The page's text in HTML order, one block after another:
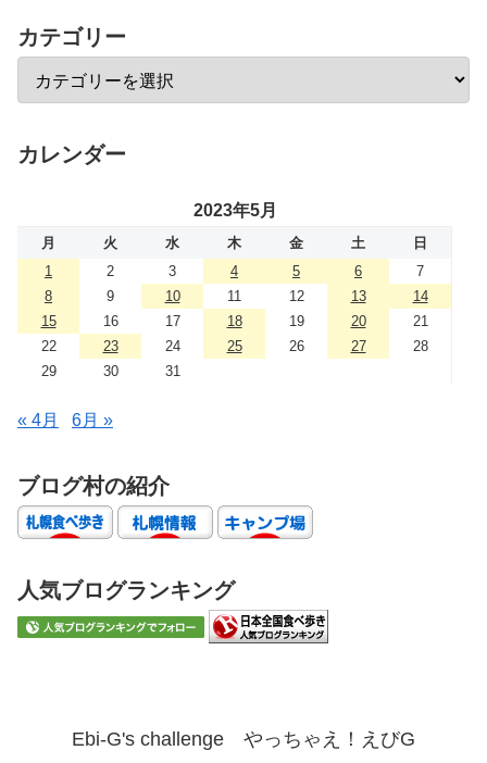
カテゴリー
カレンダー
2023年5月
月 火 水 木 金 土
日
1
2 3 4 5 6
7
8
9 10 11 12 13
14
15
16 17 18 19 20
21
22
23 24 25 26 27
28
29
30 31
« 4月 6月 »
ブログ村の紹介
人気ブログランキング
Ebi-G's challenge やっちゃえ！えびG